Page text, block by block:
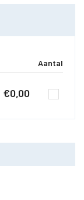
Aantal
€0,00